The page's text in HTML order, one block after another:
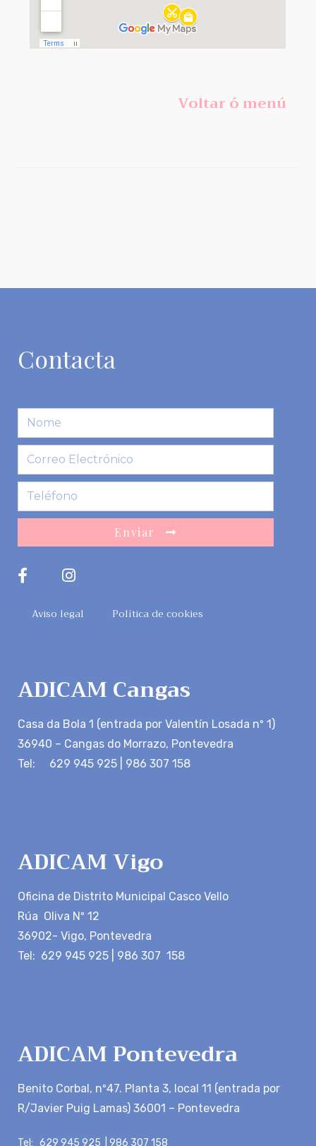
Voltar ó menú
Contacta
Enviar
Aviso legal Política de cookies
ADICAM Cangas
Casa da Bola 1 (entrada por Valentín Losada nº 1)
36940 – Cangas do Morrazo, Pontevedra
Tel: 629 945 925 | 986 307 158
ADICAM Vigo
Oficina de Distrito Municipal Casco Vello
Rúa Oliva Nº 12
36902- Vigo, Pontevedra
Tel: 629 945 925 | 986 307 158
ADICAM Pontevedra
Benito Corbal, nº47. Planta 3, local 11 (entrada por
R/Javier Puig Lamas) 36001 – Pontevedra
Tel: 629 945 925 | 986 307 158